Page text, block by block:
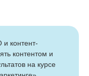
и контент-
контентом и
на курсе